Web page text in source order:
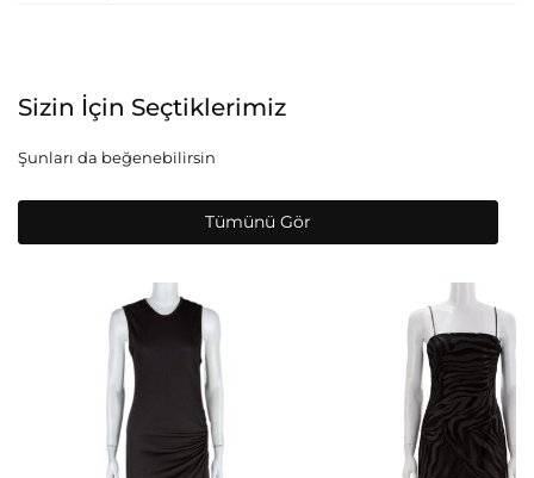
Sizin İçin Seçtiklerimiz
Şunları da beğenebilirsin
Tümünü Gör